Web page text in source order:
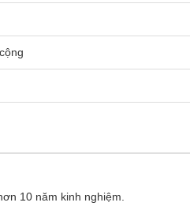
10 năm kinh nghiệm.